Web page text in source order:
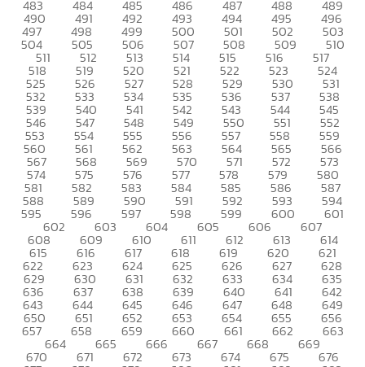
483 484 485 486 487 488 489
490 491 492 493 494 495 496
497 498 499 500 501 502 503
504 505 506 507 508 509 510
511 512 513 514 515 516 517
518 519 520 521 522 523 524
525 526 527 528 529 530 531
532 533 534 535 536 537 538
539 540 541 542 543 544 545
546 547 548 549 550 551 552
553 554 555 556 557 558 559
560 561 562 563 564 565 566
567 568 569 570 571 572 573
574 575 576 577 578 579 580
581 582 583 584 585 586 587
588 589 590 591 592 593 594
595 596 597 598 599 600 601
602 603 604 605 606 607
608 609 610 611 612 613 614
615 616 617 618 619 620 621
622 623 624 625 626 627 628
629 630 631 632 633 634 635
636 637 638 639 640 641 642
643 644 645 646 647 648 649
650 651 652 653 654 655 656
657 658 659 660 661 662 663
664 665 666 667 668 669
670 671 672 673 674 675 676